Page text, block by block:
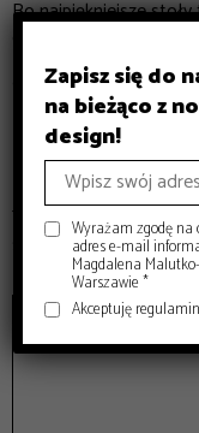
Bo najpiękniejsze
garden garden party
ogród
party stół
Dodaj komentarz
Twój adres email nie
są oznaczone*
Komentarz*
Zapisz się do
na bieżąco z
design!
Wyrażam zgodę
adres e-mail
Magdalena
Warszawie *
Akceptuję